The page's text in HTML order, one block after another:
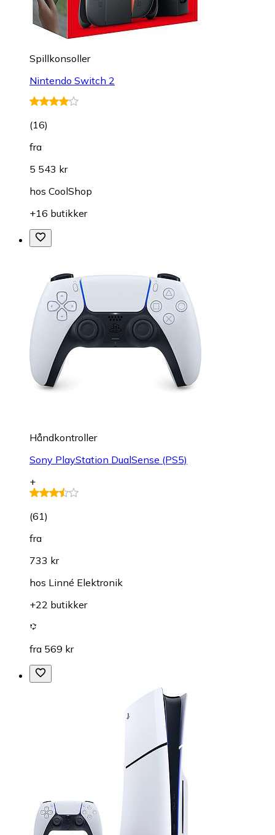
Spillkonsoller
Nintendo Switch 2
(16)
fra
5 543 kr
hos CoolShop
+16 butikker
Håndkontroller
Sony PlayStation DualSense (PS5)
+
(61)
fra
733 kr
hos Linné Elektronik
+22 butikker
fra 569 kr